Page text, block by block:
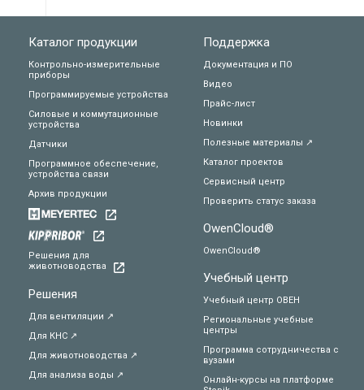
Каталог продукции
Контрольно-измерительные
приборы
Программируемые устройства
Силовые и коммутационные
устройства
Датчики
Программное обеспечение,
устройства связи
Архив продукции
Решения для
животноводства
Решения
Для вентиляции ↗
Для КНС ↗
Для животноводства ↗
Для анализа воды ↗
Поддержка
Документация и ПО
Видео
Прайс-лист
Новинки
Полезные материалы ↗
Каталог проектов
Сервисный центр
Проверить статус заказа
OwenCloud®
OwenCloud®
Учебный центр
Учебный центр ОВЕН
Региональные учебные
центры
Программа сотрудничества с
вузами
Онлайн-курсы на платформе